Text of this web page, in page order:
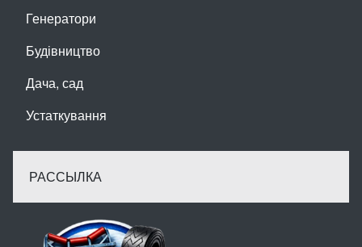
Генератори
Будівництво
Дача, сад
Устаткування
РАССЫЛКА